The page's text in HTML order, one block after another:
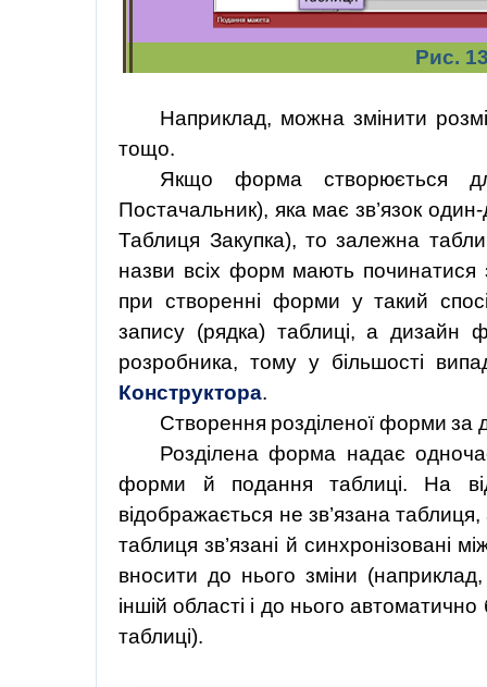
Рис.
Наприклад, можна змінити
тощо.
Якщо форма створюється
Постачальник), яка має зв’язок
Таблиця Закупка), то залежна
назви всіх форм мають починатися
при створенні форми у такий
запису (рядка) таблиці, а дизайн
розробника, тому у більшості
Конструктора.
Створення розділеної форми за
Розділена форма надає
форми й подання таблиці. На
відображається не зв’язана
таблиця зв’язані й синхронізовані
вносити до нього зміни (наприклад,
іншій області і до нього
таблиці).